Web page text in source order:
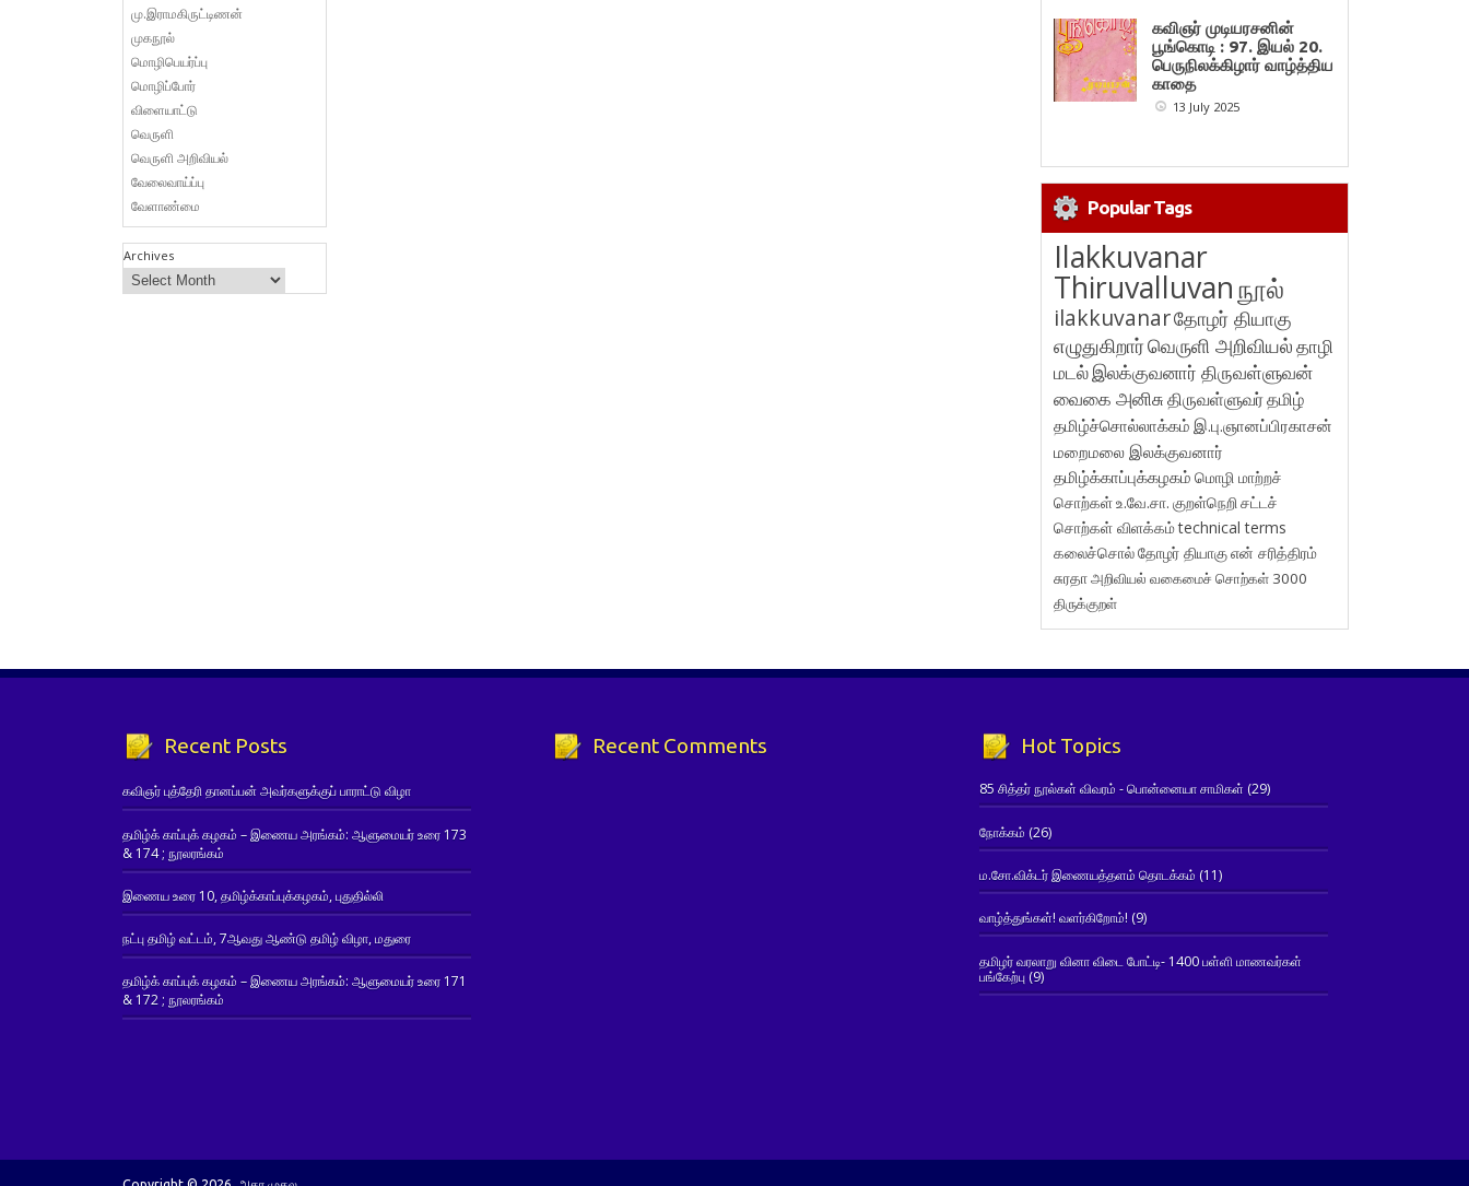
மு.இராமகிருட்டிணன்
முகநூல்
மொழிபெயர்ப்பு
மொழிப்போர்
விளையாட்டு
வெருளி
வெருளி அறிவியல்
வேலைவாய்ப்பு
வேளாண்மை
Archives
கவிஞர் முடியரசனின்
பூங்கொடி : 97. இயல் 20.
பெருநிலக்கிழார் வாழ்த்திய
காதை
13 July 2025
Popular Tags
Ilakkuvanar
Thiruvalluvanநூல்
ilakkuvanarதோழர் தியாகு
எழுதுகிறார்வெருளி அறிவியல்தாழி
மடல்இலக்குவனார் திருவள்ளுவன்
வைகை அனிசுதிருவள்ளுவர்தமிழ்
தமிழ்ச்சொல்லாக்கம் இ.பு.ஞானப்பிரகாசன்
மறைமலை இலக்குவனார்
தமிழ்க்காப்புக்கழகம் மொழி மாற்றச்
சொற்கள்உ.வே.சா. குறள்நெறி சட்டச்
சொற்கள் விளக்கம்technical terms
கலைச்சொல்தோழர் தியாகுஎன் சரித்திரம்
சுரதாஅறிவியல் வகைமைச் சொற்கள் 3000
திருக்குறள்
Recent Posts
கவிஞர் புத்தேரி தானப்பன் அவர்களுக்குப் பாராட்டு விழா
தமிழ்க் காப்புக் கழகம் – இணைய அரங்கம்: ஆளுமையர் உரை 173
& 174 ; நூலரங்கம்
இணைய உரை 10, தமிழ்க்காப்புக்கழகம், புதுதில்லி
நட்பு தமிழ் வட்டம், 7ஆவது ஆண்டு தமிழ் விழா, மதுரை
தமிழ்க் காப்புக் கழகம் – இணைய அரங்கம்: ஆளுமையர் உரை 171
& 172 ; நூலரங்கம்
Recent Comments Hot Topics
85 சித்தர் நூல்கள் விவரம் - பொன்னையா சாமிகள் (29)
நோக்கம் (26)
ம.சோ.விக்டர் இணையத்தளம் தொடக்கம் (11)
வாழ்த்துங்கள்! வளர்கிறோம்! (9)
தமிழர் வரலாறு வினா விடை போட்டி- 1400 பள்ளி மாணவர்கள்
பங்கேற்பு(9)